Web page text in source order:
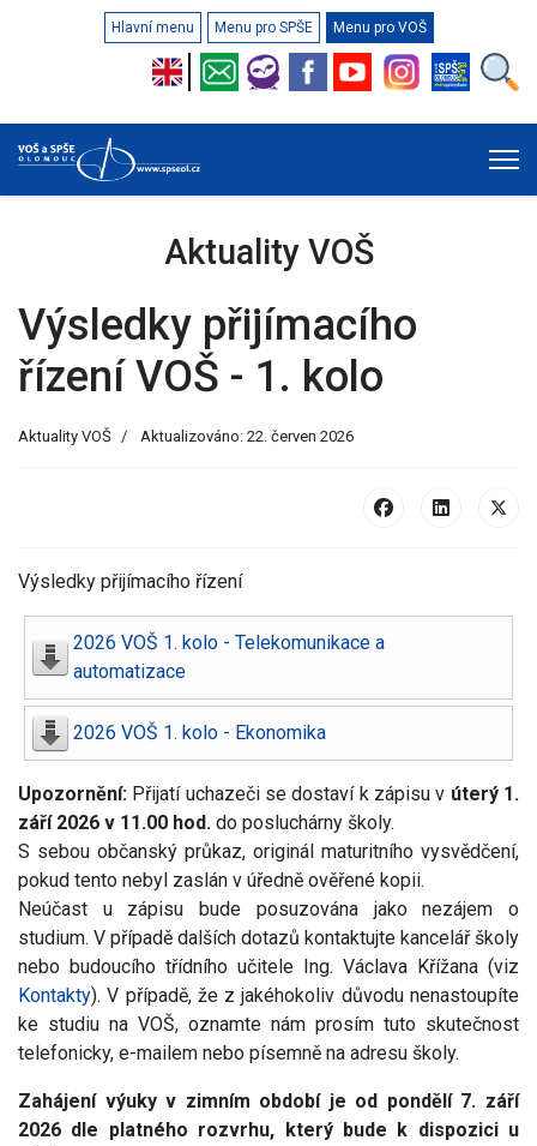
Hlavní menu Menu pro SPŠE Menu pro VOŠ
Aktuality VOŠ
Výsledky přijímacího
řízení VOŠ - 1. kolo
Aktuality VOŠ Aktualizováno: 22. červen 2026
Výsledky přijímacího řízení
2026 VOŠ 1. kolo - Telekomunikace a
automatizace
2026 VOŠ 1. kolo - Ekonomika
Upozornění: Přijatí uchazeči se dostaví k zápisu v úterý 1.
září 2026 v 11.00 hod. do posluchárny školy.
S sebou občanský průkaz, originál maturitního vysvědčení,
pokud tento nebyl zaslán v úředně ověřené kopii.
Neúčast u zápisu bude posuzována jako nezájem o
studium. V případě dalších dotazů kontaktujte kancelář školy
nebo budoucího třídního učitele Ing. Václava Křížana (viz
Kontakty). V případě, že z jakéhokoliv důvodu nenastoupíte
ke studiu na VOŠ, oznamte nám prosím tuto skutečnost
telefonicky, e-mailem nebo písemně na adresu školy.
Zahájení výuky v zimním období je od pondělí 7. září
2026 dle platného rozvrhu, který bude k dispozici u